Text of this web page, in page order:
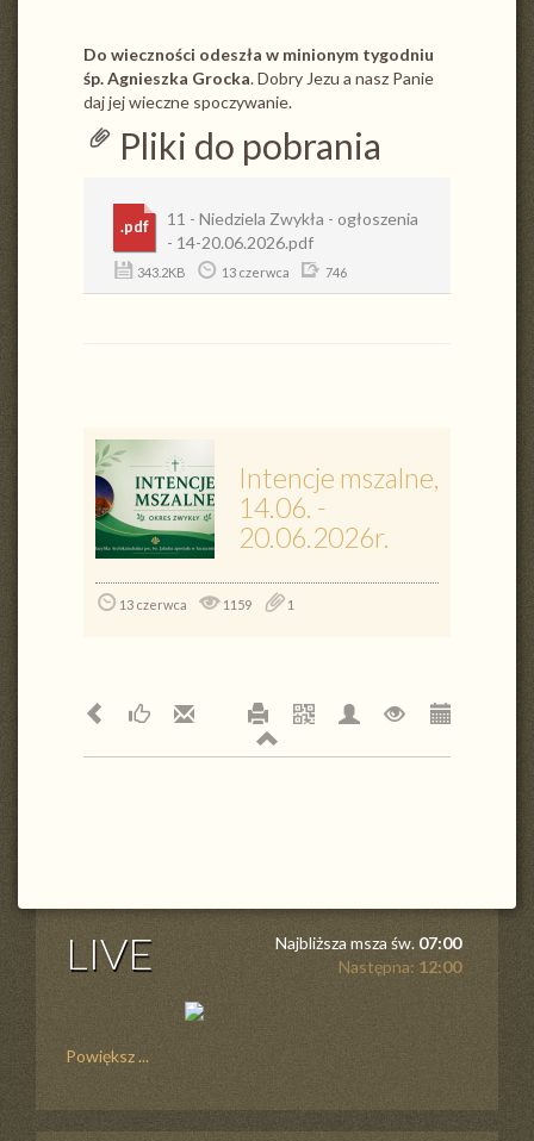
Do wieczności odeszła w minionym tygodniu
śp. Agnieszka Grocka. Dobry Jezu a nasz Panie
daj jej wieczne spoczywanie.
Pliki do pobrania
.pdf
11 - Niedziela Zwykła - ogłoszenia
- 14-20.06.2026.pdf
343.2KB 13 czerwca 746
Intencje mszalne,
14.06. -
20.06.2026r.
13 czerwca 1159 1
LIVE Najbliższa msza św. 07:00
Następna: 12:00
Powiększ ...